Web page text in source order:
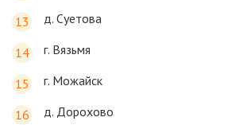
д. Суетова
г. Вязьмя
г. Можайск
д. Дорохово